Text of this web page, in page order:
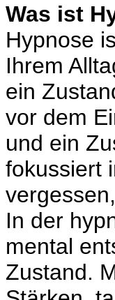
Was ist
Hypnose
Ihrem
ein
vor dem
und ein
fokussiert
In der
mental
Zustand.